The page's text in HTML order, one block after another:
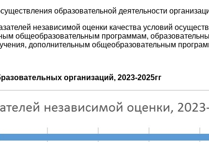
образовательной деятельности
независимой оценки качества условий
общеобразовательным программам,
дополнительным общеобразовательным
организаций, 2023-2025гг